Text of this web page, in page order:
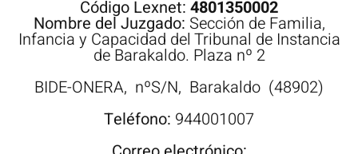
Código Lexnet: 4801350002
Nombre del Juzgado: Sección de Familia,
Infancia y Capacidad del Tribunal de Instancia
de Barakaldo. Plaza nº 2
BIDE-ONERA, nºS/N, Barakaldo (48902)
Teléfono: 944001007